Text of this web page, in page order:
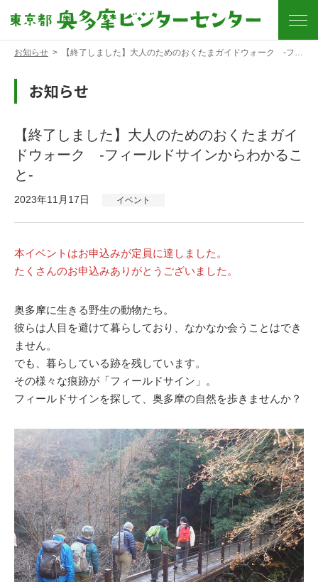
お知らせ > 【終了しました】大人のためのおくたまガイドウォーク -フィールドサインからわかること-
お知らせ
【終了しました】大人のためのおくたまガイ
ドウォーク -フィールドサインからわかるこ
と-
2023年11月17日 イベント
本イベントはお申込みが定員に達しました。
たくさんのお申込みありがとうございました。
奥多摩に生きる野生の動物たち。
彼らは人目を避けて暮らしており、なかなか会うことはでき
ません。
でも、暮らしている跡を残しています。
その様々な痕跡が「フィールドサイン」。
フィールドサインを探して、奥多摩の自然を歩きませんか？